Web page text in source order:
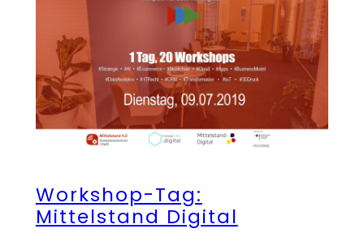
Workshop-Tag:
Mittelstand Digital